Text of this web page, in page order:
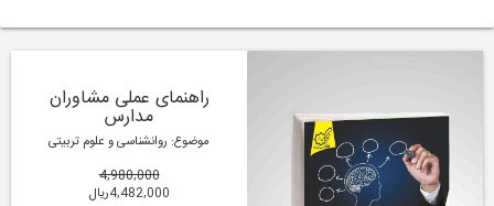
راهنمای عملی مشاوران
مدارس
موضوع: روانشناسی و علوم تربیتی
4,980,000
4,482,000ریال